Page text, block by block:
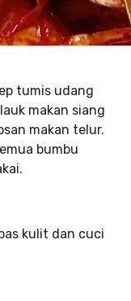
tumis udang
makan siang
makan telur.
bumbu
kulit dan cuci